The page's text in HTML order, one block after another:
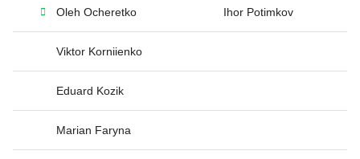
Oleh Ocheretko Ihor Potimkov
Viktor Korniienko
Eduard Kozik
Marian Faryna